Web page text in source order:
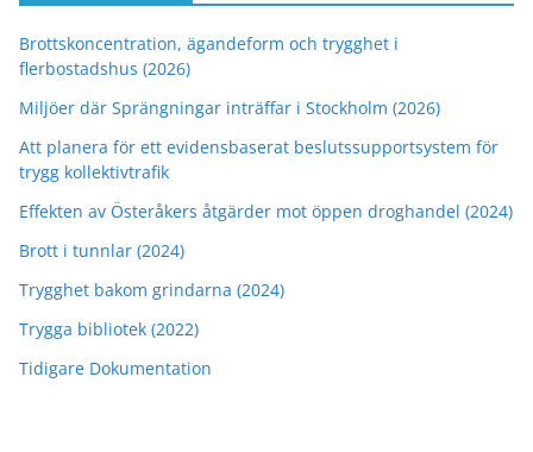
Brottskoncentration, ägandeform och trygghet i
flerbostadshus (2026)
Miljöer där Sprängningar inträffar i Stockholm (2026)
Att planera för ett evidensbaserat beslutssupportsystem för
trygg kollektivtrafik
Effekten av Österåkers åtgärder mot öppen droghandel (2024)
Brott i tunnlar (2024)
Trygghet bakom grindarna (2024)
Trygga bibliotek (2022)
Tidigare Dokumentation